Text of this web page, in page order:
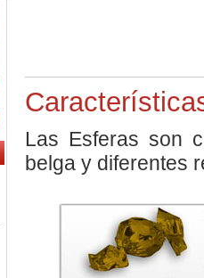
Las Esferas son
belga y diferentes